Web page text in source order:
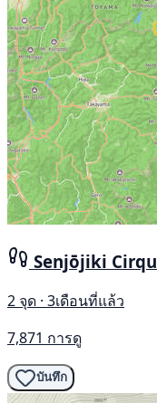
Senjōjiki
2 จุด · 3เดือนที่แล้ว
7,871 การดู
บันทึก